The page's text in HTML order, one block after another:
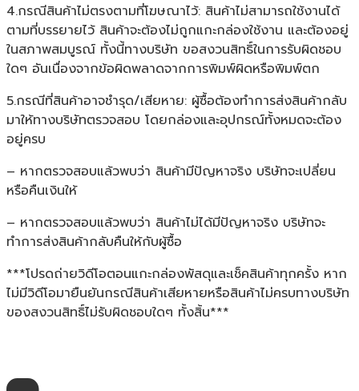
4.กรณีสินค้าไม่ตรงตามที่โฆษณาไว้: สินค้าไม่สามารถใช้งานได้
ตามที่บรรยายไว้ สินค้าจะต้องไม่ถูกแกะกล่องใช้งาน และต้องอยู่
ในสภาพสมบูรณ์ ทั้งนี้ทางบริษัท ขอสงวนสิทธิ์ในการรับผิดชอบ
ใดๆ อันเนื่องจากข้อผิดพลาดจากการพิมพ์ผิดหรือพิมพ์ตก
5.กรณีที่สินค้าอาจชำรุด/เสียหาย: ผู้ซื้อต้องทำการส่งสินค้ากลับ
มาให้ทางบริษัทตรวจสอบ โดยกล่องและอุปกรณ์ทั้งหมดจะต้อง
อยู่ครบ
– หากตรวจสอบแล้วพบว่า สินค้ามีปัญหาจริง บริษัทจะเปลี่ยน
หรือคืนเงินให้
– หากตรวจสอบแล้วพบว่า สินค้าไม่ได้มีปัญหาจริง บริษัทจะ
ทำการส่งสินค้ากลับคืนให้กับผู้ซื้อ
***โปรดถ่ายวิดีโอตอนแกะกล่องพัสดุและเช็คสินค้าทุกครั้ง หาก
ไม่มีวิดีโอมายืนยันกรณีสินค้าเสียหายหรือสินค้าไม่ครบทางบริษัท
ของสงวนสิทธิ์ไม่รับผิดชอบใดๆ ทั้งสิ้น***